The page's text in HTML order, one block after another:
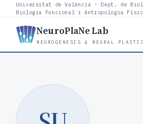
Universitat de València · Dept. de
Biologia Funcional i Antropologia
NeuroPlaNe Lab
NEUROGENESIS & NEURAL